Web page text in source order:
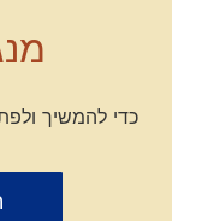
כדי להמשיך